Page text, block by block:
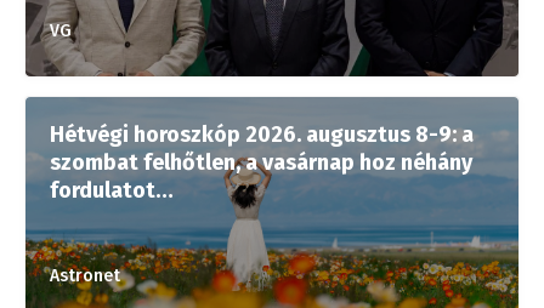
VG
Hétvégi horoszkóp 2026. augusztus 8-9: a
szombat felhőtlen, a vasárnap hoz néhány
fordulatot…
Astronet